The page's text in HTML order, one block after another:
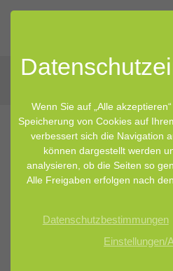
Wenn Sie auf „Alle
Speicherung von Cookies auf
verbessert sich die Navigation
können dargestellt werden
analysieren, ob die Seiten so
Alle Freigaben erfolgen nach
Datenschutzbestimmungen
Einstellungen/